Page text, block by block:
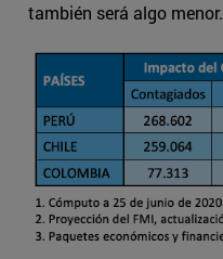
también será algo menor.